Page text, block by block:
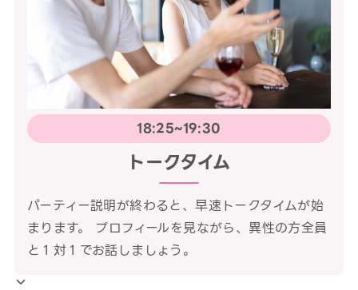
18:25~19:30
トークタイム
パーティー説明が終わると、早速トークタイムが始
まります。 プロフィールを見ながら、異性の方全員
と１対１でお話しましょう。